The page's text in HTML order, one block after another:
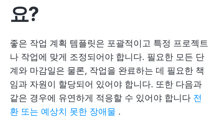
요?
좋은 작업 계획 템플릿은 포괄적이고 특정 프로젝트
나 작업에 맞게 조정되어야 합니다. 필요한 모든 단
계와 마감일은 물론, 작업을 완료하는 데 필요한 책
임과 자원이 할당되어 있어야 합니다. 또한 다음과
같은 경우에 유연하게 적응할 수 있어야 합니다 전
환 또는 예상치 못한 장애물 .